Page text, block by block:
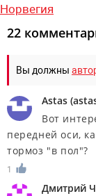
Норвегия
22
Вы должны
Astas (
Вот
передней оси,
тормоз "в пол"?
1
Дмитрий